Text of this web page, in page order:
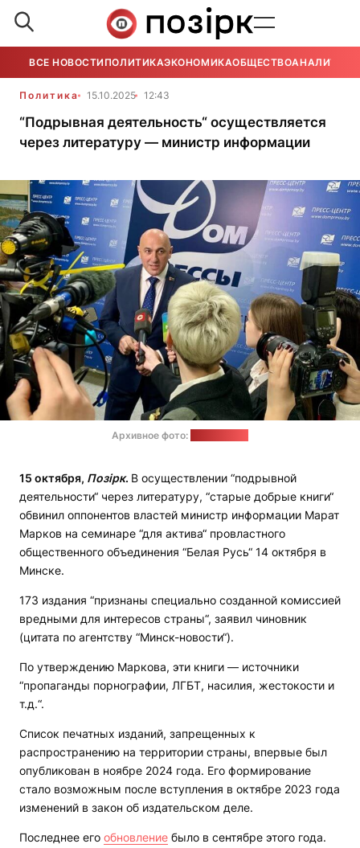
ВСЕ НОВОСТИ ПОЛИТИКАЭКОНОМИКАОБЩЕСТВОАНАЛИТИКА
Политика 15.10.2025 12:43
“Подрывная деятельность“ осуществляется
через литературу — министр информации
Архивное фото:
15 октября, Позірк. В осуществлении “подрывной
деятельности“ через литературу, “старые добрые книги“
обвинил оппонентов властей министр информации Марат
Марков на семинаре “для актива“ провластного
общественного объединения “Белая Русь“ 14 октября в
Минске.
173 издания “признаны специально созданной комиссией
вредными для интересов страны“, заявил чиновник
(цитата по агентству “Минск-новости“).
По утверждению Маркова, эти книги — источники
“пропаганды порнографии, ЛГБТ, насилия, жестокости и
т.д.“.
Список печатных изданий, запрещенных к
распространению на территории страны, впервые был
опубликован в ноябре 2024 года. Его формирование
стало возможным после вступления в октябре 2023 года
изменений в закон об издательском деле.
Последнее его обновление было в сентябре этого года.